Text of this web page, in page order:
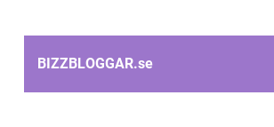
BIZZBLOGGAR.se